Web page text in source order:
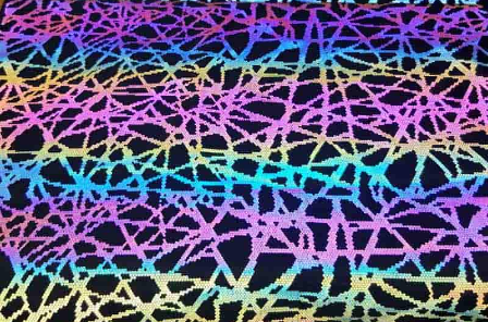
Yansıtıcı Malzeme / Bant
Moda Yansıtıcı Kumaş
Güvenlik Kıyafetleri
Karanlıkta Parlayan Malzeme
Endüstriyel Yıkama Trimi
CHINASTARS Hakkında
Yeni ürün